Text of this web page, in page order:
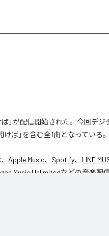
ば」が配信開始された。今回デジ
ば」を含む全1曲となっている。
Apple Music、 Spotify、 LINE
Music Unlimitedなどの音楽配